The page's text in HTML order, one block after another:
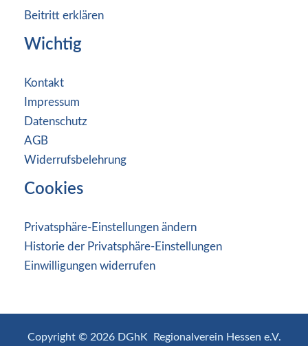
Beitritt erklären
Wichtig
Kontakt
Impressum
Datenschutz
AGB
Widerrufsbelehrung
Cookies
Privatsphäre-Einstellungen ändern
Historie der Privatsphäre-Einstellungen
Einwilligungen widerrufen
Copyright © 2026 DGhK Regionalverein Hessen e.V.